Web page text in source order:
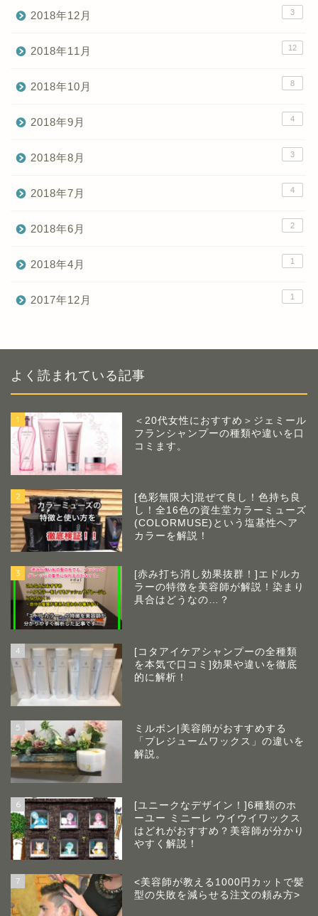
2018年12月 3
2018年11月 12
2018年10月 8
2018年9月 4
2018年8月 3
2018年7月 4
2018年6月 2
2018年4月 1
2017年12月 1
よく読まれている記事
1
＜20代女性におすすめ＞ジェミール
フランシャンプーの種類や違いを口
コミます。
2
[色彩無限大]混ぜて良し！色持ち良
し！全16色の資生堂カラーミューズ
(COLORMUSE)という塩基性ヘア
カラーを解説！
3
[赤み打ち消し効果抜群！]エドルカ
ラーの特徴を美容師が解説！染まり
具合はどうなの…？
4
[コタアイケアシャンプーの全種類
を本気で口コミ]効果や違いを徹底
的に解析！
5
ミルボン|美容師がおすすめする
「プレジュームワックス」の違いを
解説。
6
[ユニークなデザイン！]6種類のホ
ーユー ミニーレ ウイウイワックス
はどれがおすすめ？美容師が分かり
やすく解説！
7
<美容師が教える1000円カットで髪
型の失敗を減らせる注文の頼み方>